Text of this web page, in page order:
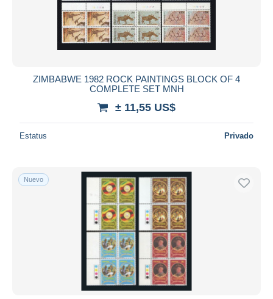
ZIMBABWE 1982 ROCK PAINTINGS BLOCK OF 4
COMPLETE SET MNH
± 11,55 US$
Estatus Privado
Nuevo